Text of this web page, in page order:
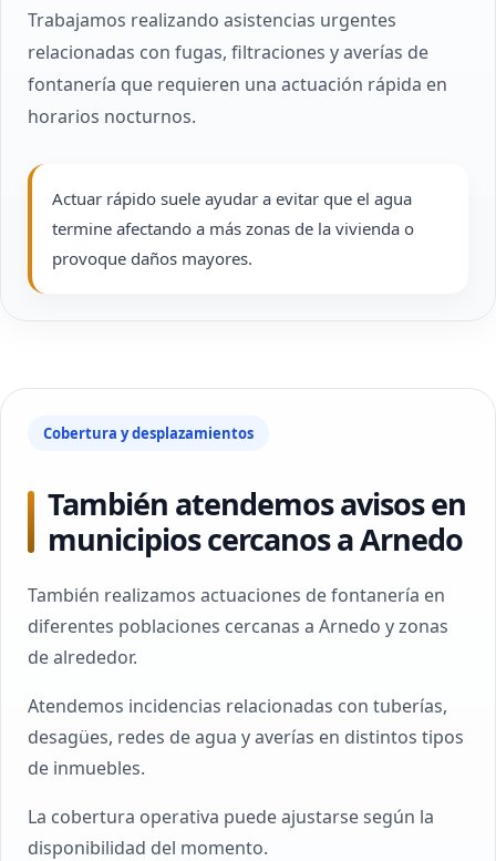
Trabajamos realizando asistencias urgentes
relacionadas con fugas, filtraciones y averías de
fontanería que requieren una actuación rápida en
horarios nocturnos.
Actuar rápido suele ayudar a evitar que el agua
termine afectando a más zonas de la vivienda o
provoque daños mayores.
Cobertura y desplazamientos
También atendemos avisos en
municipios cercanos a Arnedo
También realizamos actuaciones de fontanería en
diferentes poblaciones cercanas a Arnedo y zonas
de alrededor.
Atendemos incidencias relacionadas con tuberías,
desagües, redes de agua y averías en distintos tipos
de inmuebles.
La cobertura operativa puede ajustarse según la
disponibilidad del momento.